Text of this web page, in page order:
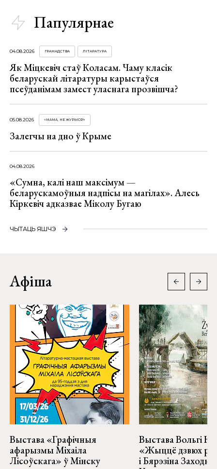
Папулярнае
04.08.2026 ГРАМАДСТВА ЛІТАРАТУРА
Як Міцкевіч стаў Коласам. Чаму класік
беларускай літаратуры карыстаўся
псеўданімам замест уласнага прозвішча?
05.08.2026 «МАМА, НЕ ЖУРЫСЯ!»
Залегчы на дно ў Крыме
04.08.2026
«Сумна, калі наш максімум —
беларускамоўныя надпісы на магілах». Алесь
Кіркевіч адказвае Міколу Бугаю
ЧЫТАЦЬ ЯШЧЭ
Афіша
Выстава «Графічныя
афарызмы Міхаіла
Лісоўскага» ў Мінску
Выстава Вольгі
«Жыццё дзвюх
і Бярэзіна